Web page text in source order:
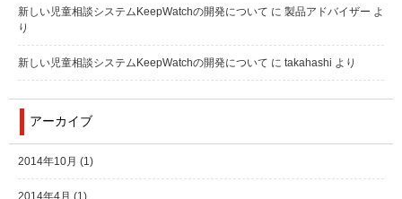
新しい児童相談システムKeepWatchの開発について に 製品アドバイザー よ
り
新しい児童相談システムKeepWatchの開発について に takahashi より
アーカイブ
2014年10月 (1)
2014年4月 (1)